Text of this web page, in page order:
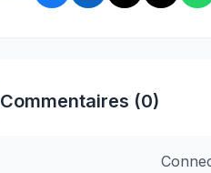
Commentaires (0)